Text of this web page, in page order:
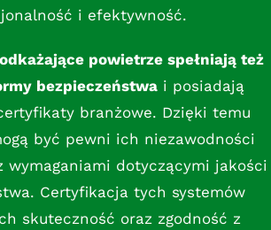
i efektywność.
powietrze spełniają też
bezpieczeństwai posiadają
branżowe. Dzięki temu
być pewni ich niezawodności
wymaganiami dotyczącymi jakości
Certyfikacja tych systemów
skuteczność oraz zgodność z